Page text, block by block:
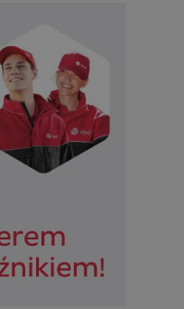
Targetowanie
korzystanie z podstawowych
i zarządzanie kontem. Bez
ze strony internetowej.
Domena
sosnowiecki.pl